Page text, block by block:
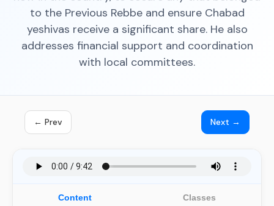
to the Previous Rebbe and ensure Chabad
yeshivas receive a significant share. He also
addresses financial support and coordination
with local committees.
← Prev Next →
Content Classes